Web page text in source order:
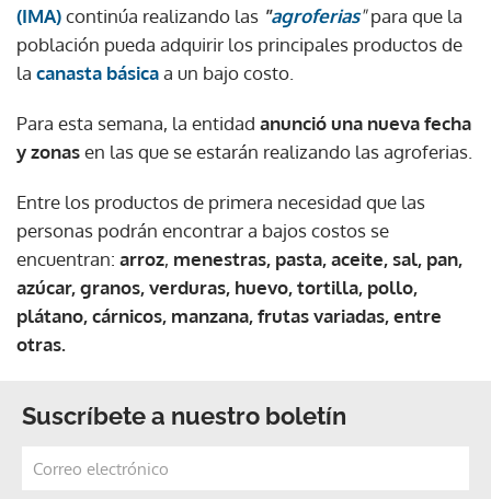
(IMA)continúa realizando las "agroferias"para que la
población pueda adquirir los principales productos de
la canasta básicaa un bajo costo.
Para esta semana, la entidad anunció una nueva fecha
y zonasen las que se estarán realizando las agroferias.
Entre los productos de primera necesidad que las
personas podrán encontrar a bajos costos se
encuentran: arroz, menestras, pasta, aceite, sal, pan,
azúcar, granos, verduras, huevo, tortilla, pollo,
plátano, cárnicos, manzana, frutas variadas, entre
otras.
Suscríbete a nuestro boletín